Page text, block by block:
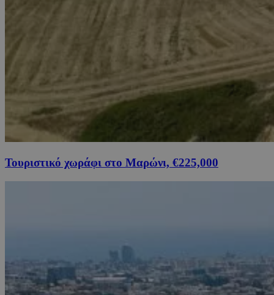
Τουριστικό χωράφι στο Μαρώνι, €225,000